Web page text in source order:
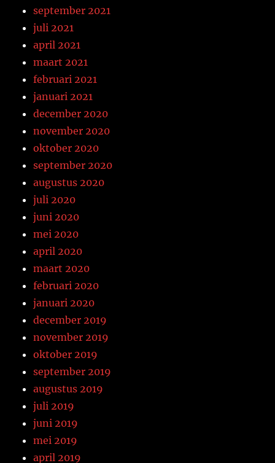
september 2021
juli 2021
april 2021
maart 2021
februari 2021
januari 2021
december 2020
november 2020
oktober 2020
september 2020
augustus 2020
juli 2020
juni 2020
mei 2020
april 2020
maart 2020
februari 2020
januari 2020
december 2019
november 2019
oktober 2019
september 2019
augustus 2019
juli 2019
juni 2019
mei 2019
april 2019